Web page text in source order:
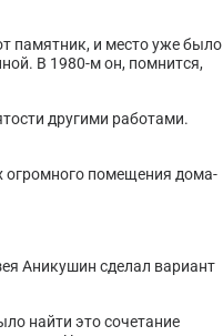
памятник, и место уже было
В 1980-м он, помнится,
другими работами.
огромного помещения дома-
Аникушин сделал вариант
найти это сочетание